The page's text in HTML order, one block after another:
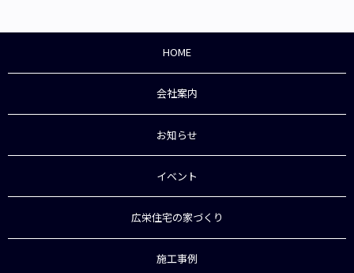
HOME
会社案内
お知らせ
イベント
広栄住宅の家づくり
施工事例